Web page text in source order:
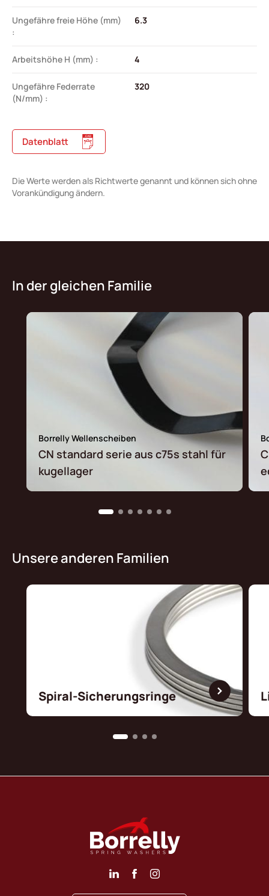
Ungefähre freie Höhe (mm)
:
6.3
Arbeitshöhe H (mm) : 4
Ungefähre Federrate
(N/mm) :
320
Datenblatt
Die Werte werden als Richtwerte genannt und können sich ohne
Vorankündigung ändern.
In der gleichen Familie
Borrelly Wellenscheiben
CN standard serie aus c75s stahl für
kugellager
Unsere anderen Familien
Spiral-Sicherungsringe